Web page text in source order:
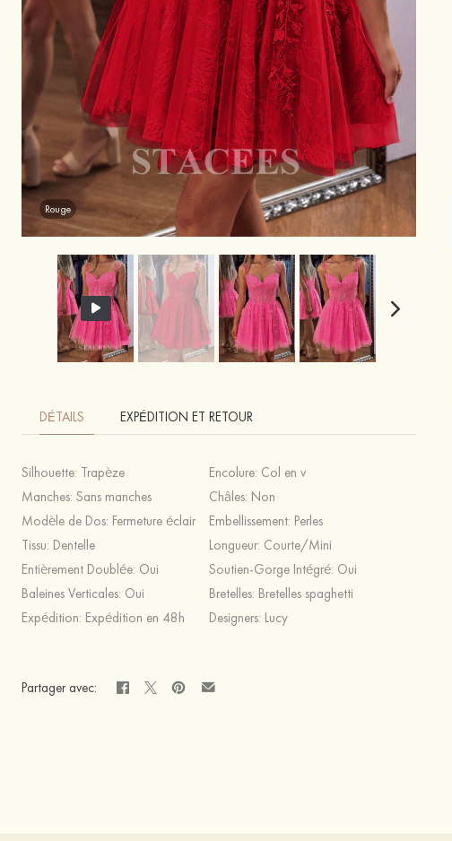
Rouge
DÉTAILS EXPÉDITION ET RETOUR
Silhouette: Trapèze Encolure: Col en v
Manches: Sans manches Châles: Non
Modèle de Dos: Fermeture éclair Embellissement: Perles
Tissu: Dentelle Longueur: Courte/Mini
Entièrement Doublée: Oui Soutien-Gorge Intégré: Oui
Baleines Verticales: Oui Bretelles: Bretelles spaghetti
Expédition: Expédition en 48h Designers: Lucy
Partager avec: